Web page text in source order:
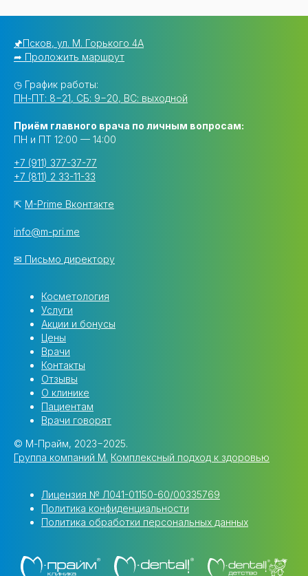
🖈Псков, ул. М. Горького 4А
➦ Проложить маршрут
◷ График работы:
ПН-ПТ: 8−21, СБ: 9−20, ВС: выходной
Приём главного врача по личным вопросам:
ПН и ПТ 12:00 — 14:00
+7 (911) 377-37-77
+7 (811) 2 33-11-33
⇱ M-Prime Вконтакте
info@m-pri.me
✉ Письмо директору
Косметология
Услуги
Акции и бонусы
Цены
Врачи
Контакты
Отзывы
О клинике
Пациентам
Врачи говорят
© М-Прайм, 2023−2025.
Группа компаний M. Комплексный подход к здоровью
Лицензия № Л041-01150-60/00335769
Политика конфиденциальности
Политика обработки персональных данных